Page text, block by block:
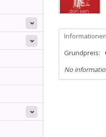
Informationen
Grundpreis:
No